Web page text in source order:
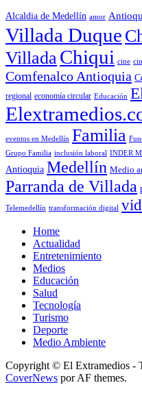
Alcaldia de Medellín amor
Villada Duque
Villada Chiqui cine
Comfenalco Antioquia
regional economía circular Educación
eventos en Medellín Familia
Grupo Familia inclusión laboral INDER
Antioquia Medellín Medio
Parranda de Villada
Telemedellín transformación digital
Home
Actualidad
Entretenimiento
Medios
Educación
Salud
Tecnología
Turismo
Deporte
Medio Ambiente
Copyright © El Extramedios -
CoverNews por AF themes.